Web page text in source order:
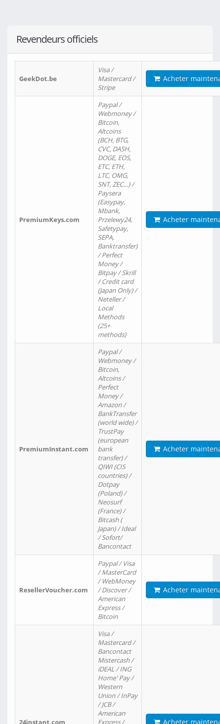
Revendeurs officiels
GeekDot.be
Visa /
Mastercard /
Stripe
Acheter
PremiumKeys.com
Paypal /
Webmoney /
Bitcoin,
Altcoins
(BCH, BTG,
CVC, DASH,
DOGE, EOS,
ETC, ETH,
LTC, OMG,
SNT, ZEC…) /
Paysera
(Easypay,
Mbank,
Przelewy24,
Safetypay,
SEPA,
Banktransfer)
/ Perfect
Money /
Bitpay / Skrill
/ Credit card
(Japan Only) /
Neteller /
Local
Methods
(25+
methods)
Acheter
PremiumInstant.com
Paypal /
Webmoney /
Bitcoin,
Altcoins /
Perfect
Money /
Amazon /
BankTransfer
(world wide) /
TrustPay
(european
bank
transfer) /
QIWI (CIS
countries) /
Dotpay
(Poland) /
Neosurf
(France) /
Bitcash (
Japan) / Ideal
/ Sofort/
Bancontact
Acheter
ResellerVoucher.com
Paypal / Visa
/ MasterCard
/ WebMoney
/ Discover /
American
Express /
Bitcoin
Acheter
24instant.com
Visa /
Mastercard /
Bancontact
Mistercash /
iDEAL / ING
Home' Pay /
Western
Union / InPay
/ JCB /
American
Express /
Acheter